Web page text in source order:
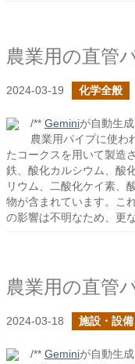
2024-03-19 化学全般
/** Geminiが自動生
農業用パイプに使わ
たコークスを用いて製造
鉄、酸化カルシウム、酸
リウム、二酸化ケイ素、
物が含まれています。こ
の影響は不明なため、更
2024-03-18 施設・設
/** Geminiが自動生